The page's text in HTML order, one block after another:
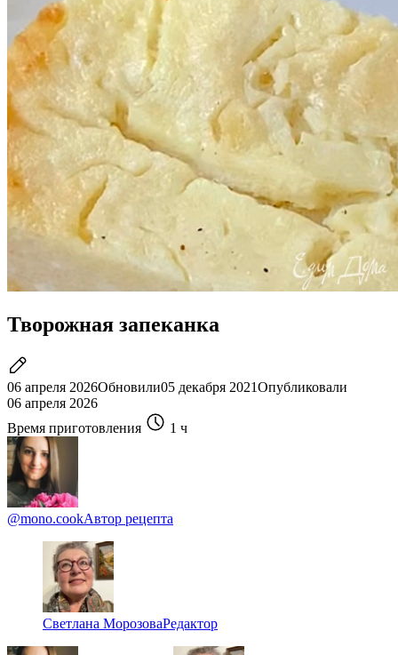
Творожная запеканка
06 апреля 2026Обновили05 декабря 2021Опубликовали
06 апреля 2026
Время приготовления
1 ч
@mono.cookАвтор рецепта
Светлана МорозоваРедактор